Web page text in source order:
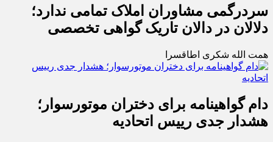
سردرگمی مشاوران املاک تمامی ندارد؛
دلالان در دالان تاریک گواهی تخصصی
همت الله شکری اطاقسرا
دام گواهینامه برای دختران موتورسوار؛
هشدار جدی رییس اتحادیه